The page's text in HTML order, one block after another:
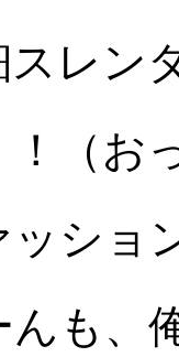
スレン
（お
ッショ
も、